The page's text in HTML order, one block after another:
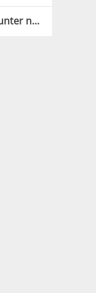
Italiens Eishockey-Damen unter neuer Führung